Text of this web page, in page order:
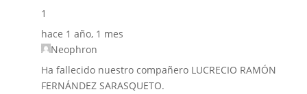
1
hace 1 año, 1 mes
Neophron
Ha fallecido nuestro compañero LUCRECIO RAMÓN
FERNÁNDEZ SARASQUETO.